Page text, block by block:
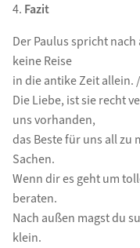
4. Fazit
Der Paulus spricht
keine Reise
in die antike Zeit allein.
Die Liebe, ist sie recht
uns vorhanden,
das Beste für uns all
Sachen.
Wenn dir es geht um
beraten.
Nach außen magst du
klein.